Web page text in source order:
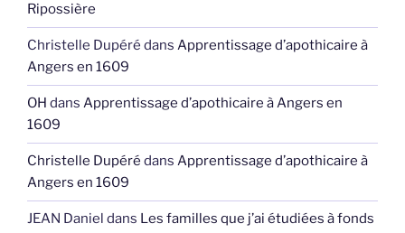
Ripossière
Christelle Dupéré dans Apprentissage d’apothicaire à
Angers en 1609
OH dans Apprentissage d’apothicaire à Angers en
1609
Christelle Dupéré dans Apprentissage d’apothicaire à
Angers en 1609
JEAN Daniel dans Les familles que j’ai étudiées à fonds